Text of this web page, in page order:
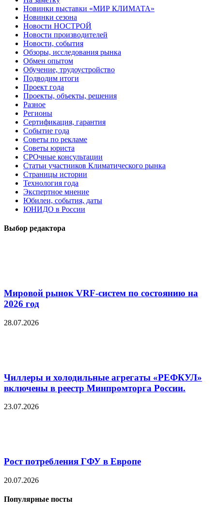
Новинки выставки «МИР КЛИМАТА»
Новинки сезона
Новости НОСТРОЙ
Новости производителей
Новости, события
Обзоры, исследования рынка
Обмен опытом
Обучение, трудоустройство
Подводим итоги
Проект года
Проекты, объекты, решения
Разное
Регионы
Сертификация, гарантия
Событие года
Советы по рекламе
Советы юриста
СРОчные консультации
Статьи участников Климатического рынка
Страницы истории
Технология года
Экспертное мнение
Юбилеи, события, даты
ЮНИДО в России
Выбор редактора
Мировой рынок VRF-систем по состоянию на
2026 год
28.07.2026
Чиллеры и холодильные агрегаты «РЕФКУЛ»
включены в реестр Минпромторга России.
23.07.2026
Рост потребления ГФУ в Европе
20.07.2026
Популярные посты